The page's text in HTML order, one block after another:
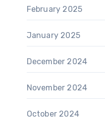
February 2025
January 2025
December 2024
November 2024
October 2024